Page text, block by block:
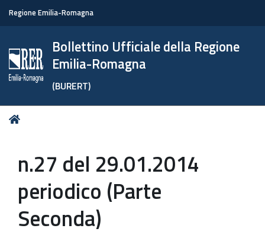
Regione Emilia-Romagna
Bollettino Ufficiale della Regione
Emilia-Romagna
(BURERT)
Tu
n.27 del 29.01.2014
periodico (Parte
Seconda)